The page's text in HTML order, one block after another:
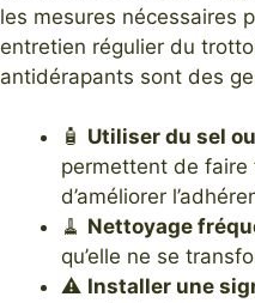
les mesures nécessaires
entretien régulier du
antidérapants sont des
🧴 Utiliser du sel
permettent de faire
d’améliorer
🧹 Nettoyage
qu’elle ne se
⚠️ Installer une